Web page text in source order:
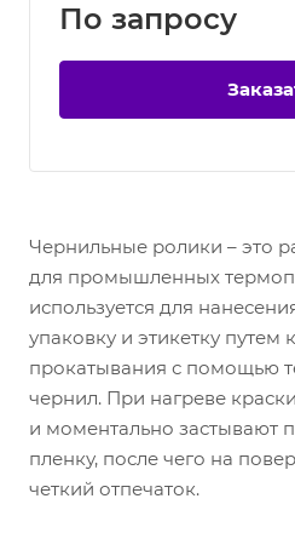
По запросу
Чернильные ролики – это
для промышленных
используется для
упаковку и этикетку путем
прокатывания с помощью
чернил. При нагреве
и моментально застывают
пленку, после чего на
четкий отпечаток.